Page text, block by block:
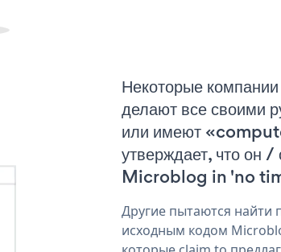
Некоторые
делают все
или имеют
утверждает, что он /
Microblog in 'no
Другие пытаются
исходным кодом